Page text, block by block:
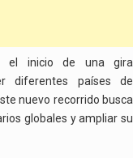
el inicio de una gira
diferentes países de
nuevo recorrido busca
globales y ampliar su